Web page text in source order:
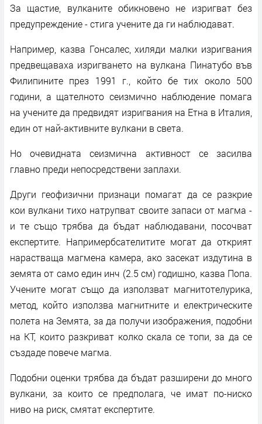
За щастие, вулканите обикновено не изригват без
предупреждение - стига учените да ги наблюдават.
Например, казва Гонсалес, хиляди малки изригвания
предвещаваха изригването на вулкана Пинатубо във
Филипините през 1991 г., който бе тих около 500
години, а щателното сеизмично наблюдение помага
на учените да предвидят изригвания на Етна в Италия,
един от най-активните вулкани в света.
Но очевидната сеизмична активност се засилва
главно преди непосредствени заплахи.
Други геофизични признаци помагат да се разкрие
кои вулкани тихо натрупват своите запаси от магма -
и те също трябва да бъдат наблюдавани, посочват
експертите. Напримербсателитите могат да открият
нарастваща магмена камера, ако засекат издутина в
земята от само един инч (2.5 см) годишно, казва Попа.
Учените могат също да използват магнитотелурика,
метод, който използва магнитните и електрическите
полета на Земята, за да получи изображения, подобни
на КТ, които разкриват колко скала се топи, за да се
създаде повече магма.
Подобни оценки трябва да бъдат разширени до много
вулкани, за които се предполага, че имат по-ниско
ниво на риск, смятат експертите.